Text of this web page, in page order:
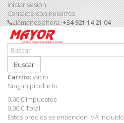
Iniciar sesión
Contacte con nosotros
Llámanos ahora:+34 921 14 21 04
Buscar
Carrito:vacío
Ningún producto
0,00 € Impuestos
0,00 €Total
Estos precios se entienden IVA incluído